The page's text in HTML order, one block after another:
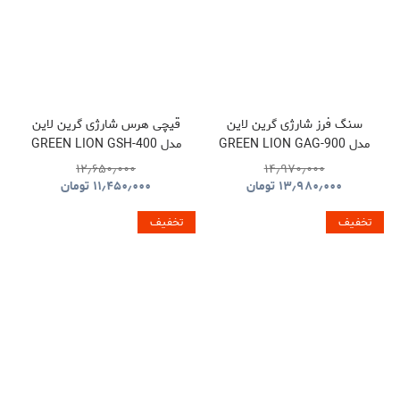
سنگ فرز شارژی گرین لاین
مدل GREEN LION GAG-900
CORDLESS ANGLE
GRINDER TOOL
۱۴٫۹۷۰٫۰۰۰
۱۳٫۹۸۰٫۰۰۰ تومان
قیچی هرس شارژی گرین لاین
مدل GREEN LION GSH-400
ELECTRIC PRUNING
SHEARS TOOL CORDLESS
۱۲٫۶۵۰٫۰۰۰
۱۱٫۴۵۰٫۰۰۰ تومان
تخفیف تخفیف